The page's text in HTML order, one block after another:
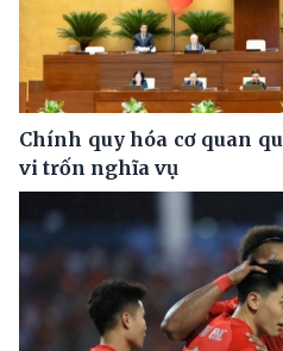
Chính quy hóa cơ quan
vi trốn nghĩa vụ